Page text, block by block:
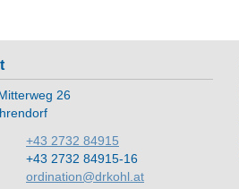
26
+43 2732 84915
+43 2732 84915-16
ordination@drkohl.at